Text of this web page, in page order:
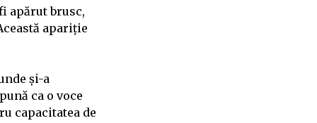
apărut brusc,
apariție
și-a
ca o voce
capacitatea de